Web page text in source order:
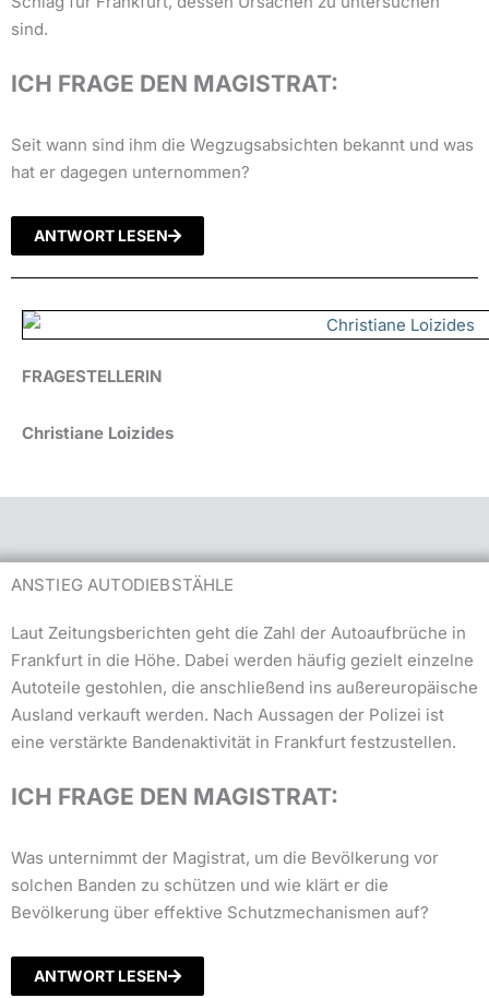
sind.
ICH FRAGE DEN MAGISTRAT:
Seit wann sind ihm die Wegzugsabsichten bekannt und was
hat er dagegen unternommen?
ANTWORT LESEN
FRAGESTELLERIN
Christiane Loizides
ANSTIEG AUTODIEBSTÄHLE
Laut Zeitungsberichten geht die Zahl der Autoaufbrüche in
Frankfurt in die Höhe. Dabei werden häufig gezielt einzelne
Autoteile gestohlen, die anschließend ins außereuropäische
Ausland verkauft werden. Nach Aussagen der Polizei ist
eine verstärkte Bandenaktivität in Frankfurt festzustellen.
ICH FRAGE DEN MAGISTRAT:
Was unternimmt der Magistrat, um die Bevölkerung vor
solchen Banden zu schützen und wie klärt er die
Bevölkerung über effektive Schutzmechanismen auf?
ANTWORT LESEN